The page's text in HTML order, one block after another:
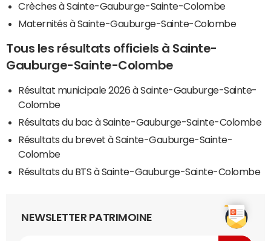
Crèches à Sainte-Gauburge-Sainte-Colombe
Maternités à Sainte-Gauburge-Sainte-Colombe
Tous les résultats officiels à Sainte-
Gauburge-Sainte-Colombe
Résultat municipale 2026 à Sainte-Gauburge-Sainte-
Colombe
Résultats du bac à Sainte-Gauburge-Sainte-Colombe
Résultats du brevet à Sainte-Gauburge-Sainte-
Colombe
Résultats du BTS à Sainte-Gauburge-Sainte-Colombe
NEWSLETTER PATRIMOINE